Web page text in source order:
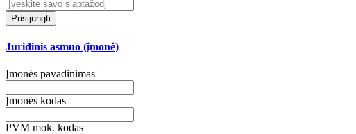
Prisijungti
Juridinis asmuo (įmonė)
Įmonės pavadinimas
Įmonės kodas
PVM mok. kodas